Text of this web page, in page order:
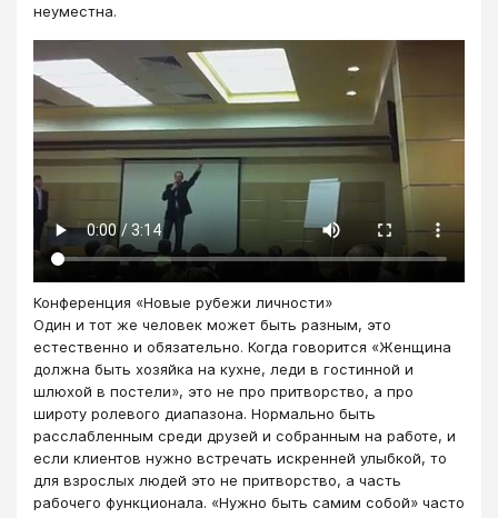
неуместна.
Конференция «Новые рубежи личности»
Один и тот же человек может быть разным, это
естественно и обязательно. Когда говорится «Женщина
должна быть хозяйка на кухне, леди в гостинной и
шлюхой в постели», это не про притворство, а про
широту ролевого диапазона. Нормально быть
расслабленным среди друзей и собранным на работе, и
если клиентов нужно встречать искренней улыбкой, то
для взрослых людей это не притворство, а часть
рабочего функционала. «Нужно быть самим собой» часто